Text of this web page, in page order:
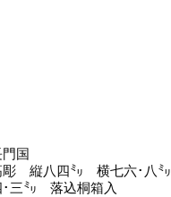
国
彫 縦八四㍉ 横七六･八㍉
･三㍉ 落込桐箱入